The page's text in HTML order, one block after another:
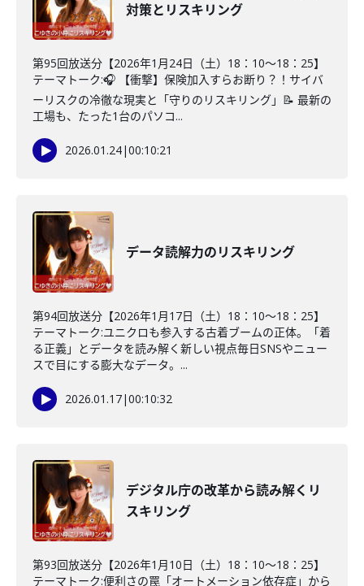
対策とリスキリング
第95回放送分【2026年1月24日（土）18：10～18：25】
テーマトーク:🎧 【衝撃】保険加入すらお断り？！サイバ
ーリスクの冷徹な現実と「守りのリスキリング」📝 最新の
工場も、たった1台のパソコ...
2026.01.24|00:10:21
データ読解力のリスキリング
第94回放送分【2026年1月17日（土）18：10～18：25】
テーマトーク:ユニクロも参入する古着ブームの正体。「着
る正義」とデータを読み解く新しい視点毎日SNSやニュー
スで目にする膨大なデータ。...
2026.01.17|00:10:32
デジタル庁の改革から読み解くリ
スキリング
第93回放送分【2026年1月10日（土）18：10～18：25】
テーマトーク:便利さの罠「オートメーション依存症」から